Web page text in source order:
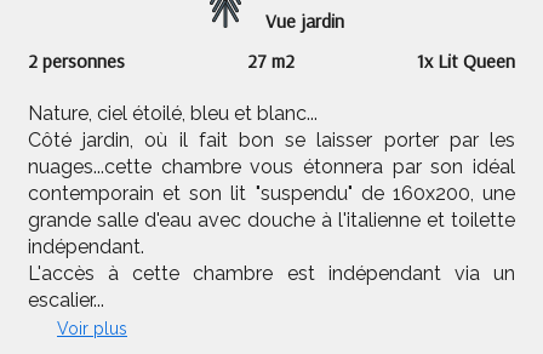
Vue jardin
2 personnes
27 m2 1x Lit Queen
Nature, ciel étoilé, bleu et blanc...
Côté jardin, où il fait bon se laisser porter par les
nuages...cette chambre vous étonnera par son idéal
contemporain et son lit "suspendu" de 160x200, une
grande salle d'eau avec douche à l'italienne et toilette
indépendant.
L'accès à cette chambre est indépendant via un
escalier...
Voir plus